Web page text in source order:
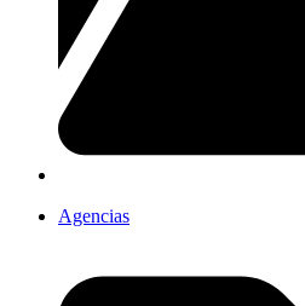
Agencias